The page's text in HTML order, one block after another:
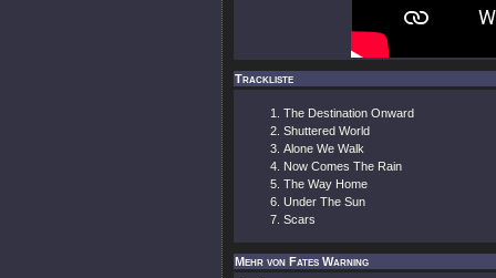
Trackliste
The Destination Onward
Shuttered World
Alone We Walk
Now Comes The Rain
The Way Home
Under The Sun
Scars
Mehr von Fates Warning